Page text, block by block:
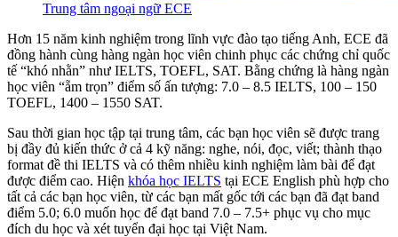
Trung tâm ngoại ngữ ECE
Hơn 15 năm kinh nghiệm trong lĩnh vực đào tạo tiếng Anh, ECE đã
đồng hành cùng hàng ngàn học viên chinh phục các chứng chỉ quốc
tế “khó nhằn” như IELTS, TOEFL, SAT. Bằng chứng là hàng ngàn
học viên “ẵm trọn” điểm số ấn tượng: 7.0 – 8.5 IELTS, 100 – 150
TOEFL, 1400 – 1550 SAT.
Sau thời gian học tập tại trung tâm, các bạn học viên sẽ được trang
bị đầy đủ kiến thức ở cả 4 kỹ năng: nghe, nói, đọc, viết; thành thạo
format đề thi IELTS và có thêm nhiều kinh nghiệm làm bài để đạt
được điểm cao. Hiện khóa học IELTS tại ECE English phù hợp cho
tất cả các bạn học viên, từ các bạn mất gốc tới các bạn đã đạt band
điểm 5.0; 6.0 muốn học để đạt band 7.0 – 7.5+ phục vụ cho mục
đích du học và xét tuyển đại học tại Việt Nam.